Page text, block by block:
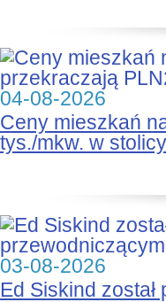
04-08-2026
Ceny mieszkań
tys./mkw. w stolicy
03-08-2026
Ed Siskind